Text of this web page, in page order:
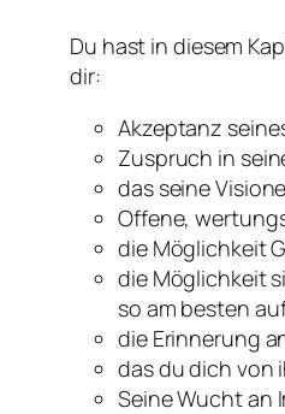
Du hast in diesem
dir:
Akzeptanz
Zuspruch in
das seine
Offene,
die Möglichkeit
die Möglichkeit
so am besten
die Erinnerung
das du dich von
Seine Wucht an